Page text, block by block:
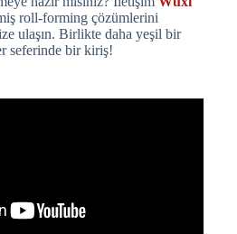
roll-forming çözümlerini
ulaşın. Birlikte daha yeşil bir
seferinde bir kiriş!